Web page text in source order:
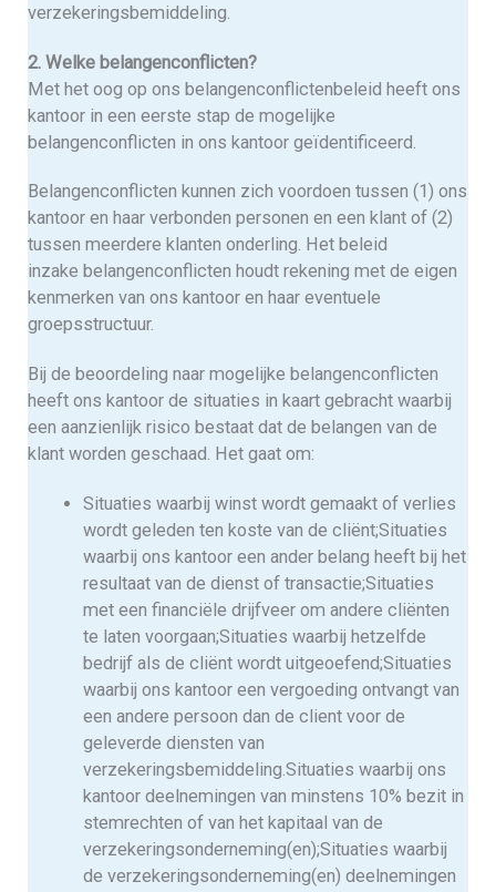
verzekeringsbemiddeling.
2. Welke belangenconflicten?
Met het oog op ons belangenconflictenbeleid heeft ons
kantoor in een eerste stap de mogelijke
belangenconflicten in ons kantoor geïdentificeerd.
Belangenconflicten kunnen zich voordoen tussen (1) ons
kantoor en haar verbonden personen en een klant of (2)
tussen meerdere klanten onderling. Het beleid
inzake belangenconflicten houdt rekening met de eigen
kenmerken van ons kantoor en haar eventuele
groepsstructuur.
Bij de beoordeling naar mogelijke belangenconflicten
heeft ons kantoor de situaties in kaart gebracht waarbij
een aanzienlijk risico bestaat dat de belangen van de
klant worden geschaad. Het gaat om:
Situaties waarbij winst wordt gemaakt of verlies
wordt geleden ten koste van de cliënt;Situaties
waarbij ons kantoor een ander belang heeft bij het
resultaat van de dienst of transactie;Situaties
met een financiële drijfveer om andere cliënten
te laten voorgaan;Situaties waarbij hetzelfde
bedrijf als de cliënt wordt uitgeoefend;Situaties
waarbij ons kantoor een vergoeding ontvangt van
een andere persoon dan de client voor de
geleverde diensten van
verzekeringsbemiddeling.Situaties waarbij ons
kantoor deelnemingen van minstens 10% bezit in
stemrechten of van het kapitaal van de
verzekeringsonderneming(en);Situaties waarbij
de verzekeringsonderneming(en) deelnemingen